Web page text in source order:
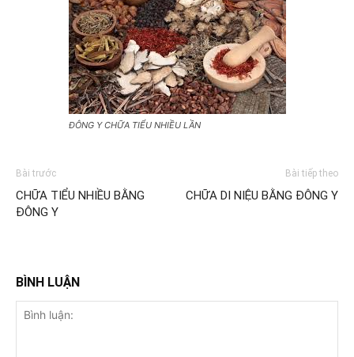
ĐÔNG Y CHỮA TIỂU NHIỀU LẦN
Bài trước
CHỮA TIỂU NHIỀU BẰNG
ĐÔNG Y
Bài tiếp theo
CHỮA DI NIỆU BẰNG ĐÔNG Y
BÌNH LUẬN